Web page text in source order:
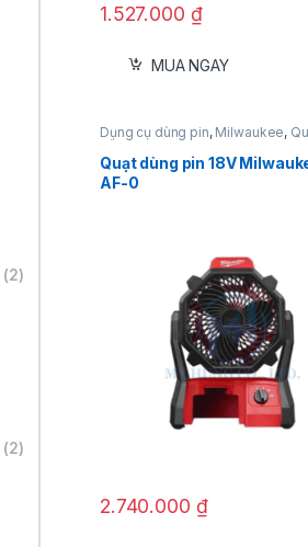
1.527.000 ₫
MUA NGAY
Dụng cụ dùng pin, Milwaukee,
dùng pin 18V
Quạt dùng pin 18V
AF-0
2.740.000 ₫
(2)
(2)